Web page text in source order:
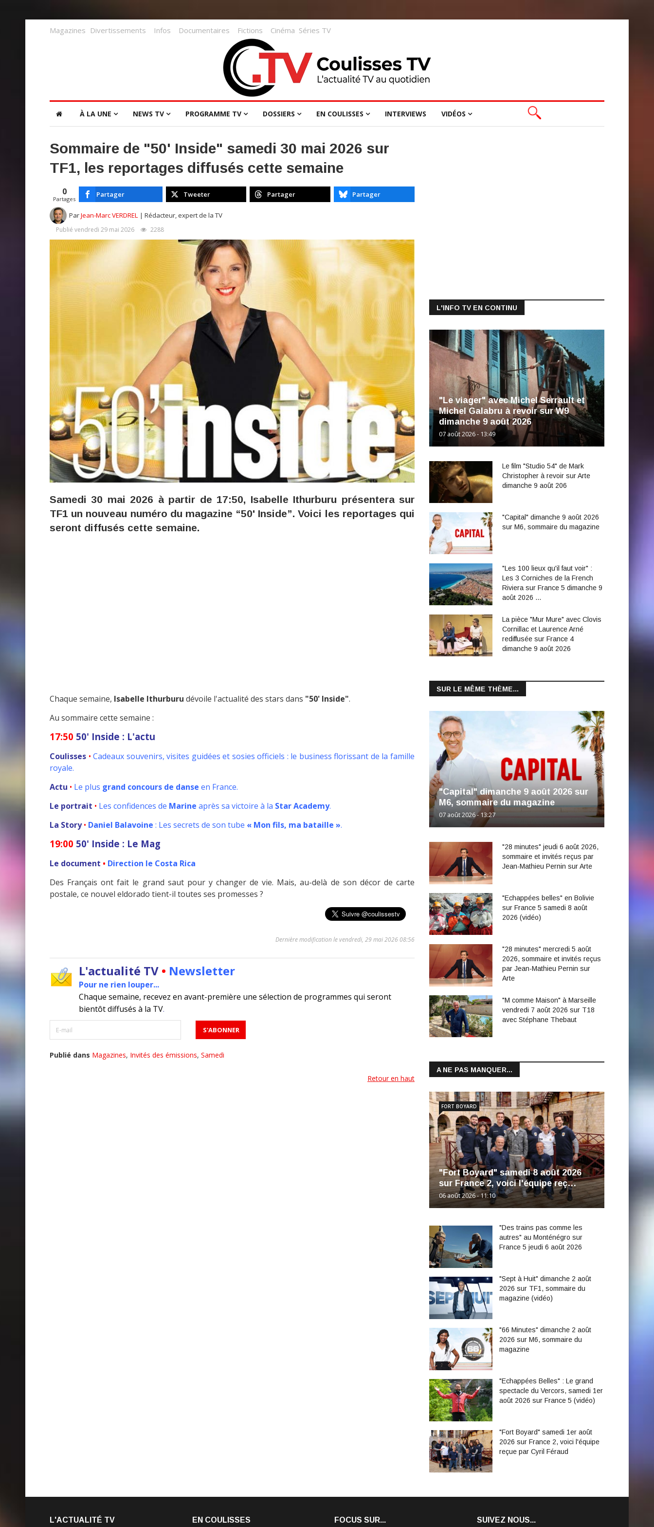
Magazines Divertissements Infos Documentaires Fictions Cinéma Séries TV
À LA UNE NEWS TV PROGRAMME TV DOSSIERS EN COULISSES INTERVIEWS VIDÉOS
Sommaire de "50' Inside" samedi 30 mai 2026 sur
TF1, les reportages diffusés cette semaine
0
Partages
Partager Tweeter Partager Partager
ParJean-Marc VERDREL | Rédacteur, expert de la TV
Publié vendredi 29 mai 2026 2288
Samedi 30 mai 2026 à partir de 17:50, Isabelle Ithurburu présentera sur
TF1 un nouveau numéro du magazine “50' Inside”. Voici les reportages qui
seront diffusés cette semaine.
Chaque semaine, Isabelle Ithurburu dévoile l'actualité des stars dans "50' Inside".
Au sommaire cette semaine :
17:50 50' Inside : L'actu
Coulisses •Cadeaux souvenirs, visites guidées et sosies officiels : le business florissant de la famille
royale.
Actu • Le plus grand concours de danse en France.
Le portrait • Les confidences de Marine après sa victoire à la Star Academy.
La Story• Daniel Balavoine : Les secrets de son tube « Mon fils, ma bataille ».
19:00 50' Inside : Le Mag
Le document • Direction le Costa Rica
Des Français ont fait le grand saut pour y changer de vie. Mais, au-delà de son décor de carte
postale, ce nouvel eldorado tient-il toutes ses promesses ?
Dernière modification le vendredi, 29 mai 2026 08:56
L'actualité TV • Newsletter
Pour ne rien louper...
Chaque semaine, recevez en avant-première une sélection de programmes qui seront
bientôt diffusés à la TV.
Publié dans Magazines, Invités des émissions, Samedi
Retour en haut
L'INFO TV EN CONTINU
"Le viager" avec Michel Serrault et
Michel Galabru à revoir sur W9
dimanche 9 août 2026
07 août 2026 - 13:49
Le film "Studio 54" de Mark
Christopher à revoir sur Arte
dimanche 9 août 206
"Capital" dimanche 9 août 2026
sur M6, sommaire du magazine
"Les 100 lieux qu'il faut voir" :
Les 3 Corniches de la French
Riviera sur France 5 dimanche 9
août 2026 …
La pièce "Mur Mure" avec Clovis
Cornillac et Laurence Arné
rediffusée sur France 4
dimanche 9 août 2026
SUR LE MÊME THÈME...
"Capital" dimanche 9 août 2026 sur
M6, sommaire du magazine
07 août 2026 - 13:27
"28 minutes" jeudi 6 août 2026,
sommaire et invités reçus par
Jean-Mathieu Pernin sur Arte
"Echappées belles" en Bolivie
sur France 5 samedi 8 août
2026 (vidéo)
"28 minutes" mercredi 5 août
2026, sommaire et invités reçus
par Jean-Mathieu Pernin sur
Arte
"M comme Maison" à Marseille
vendredi 7 août 2026 sur T18
avec Stéphane Thebaut
A NE PAS MANQUER...
"Fort Boyard" samedi 8 août 2026
sur France 2, voici l'équipe reç…
06 août 2026 - 11:10
FORT BOYARD
"Des trains pas comme les
autres" au Monténégro sur
France 5 jeudi 6 août 2026
"Sept à Huit" dimanche 2 août
2026 sur TF1, sommaire du
magazine (vidéo)
"66 Minutes" dimanche 2 août
2026 sur M6, sommaire du
magazine
"Echappées Belles" : Le grand
spectacle du Vercors, samedi 1er
août 2026 sur France 5 (vidéo)
"Fort Boyard" samedi 1er août
2026 sur France 2, voici l'équipe
reçue par Cyril Féraud
L'ACTUALITÉ TV EN COULISSES FOCUS SUR... SUIVEZ NOUS...